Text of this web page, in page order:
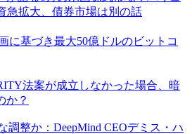
急拡大、債券市場は別の話
に基づき最大50億ドルのビットコ
法案が成立しなかった場合、暗
か？
調整か：DeepMind CEOデミス・ハ